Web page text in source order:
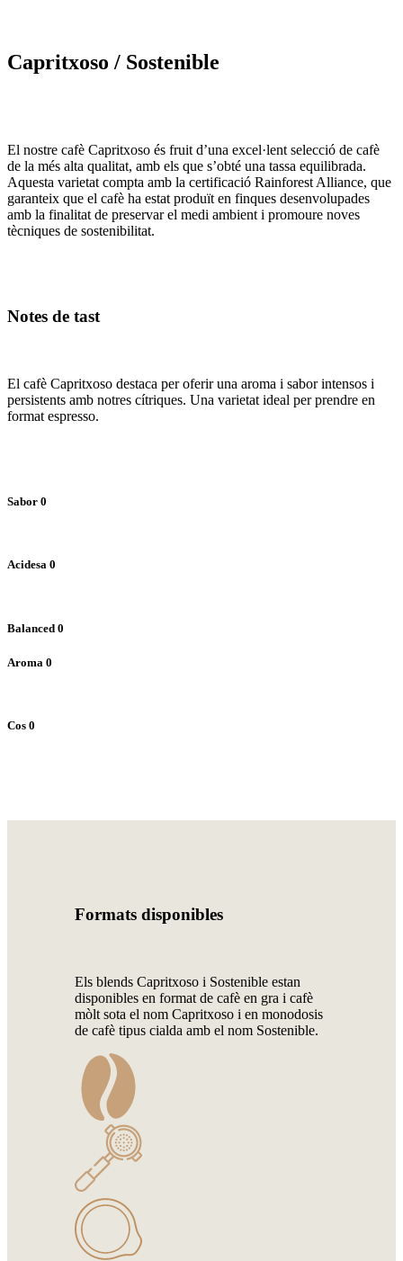
Capritxoso / Sostenible
El nostre cafè Capritxoso és fruit d’una excel·lent selecció de cafè
de la més alta qualitat, amb els que s’obté una tassa equilibrada.
Aquesta varietat compta amb la certificació Rainforest Alliance, que
garanteix que el cafè ha estat produït en finques desenvolupades
amb la finalitat de preservar el medi ambient i promoure noves
tècniques de sostenibilitat.
Notes de tast
El cafè Capritxoso destaca per oferir una aroma i sabor intensos i
persistents amb notres cítriques. Una varietat ideal per prendre en
format espresso.
Sabor 0
Acidesa 0
Balanced 0
Aroma 0
Cos 0
Formats disponibles
Els blends Capritxoso i Sostenible estan
disponibles en format de cafè en gra i cafè
mòlt sota el nom Capritxoso i en monodosis
de cafè tipus cialda amb el nom Sostenible.